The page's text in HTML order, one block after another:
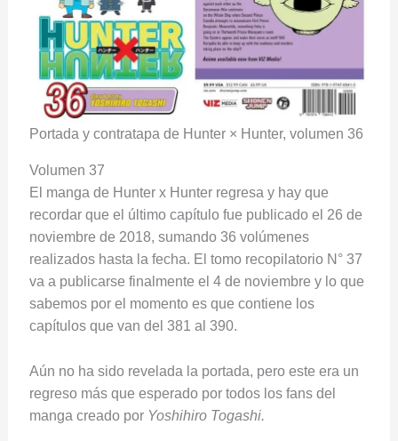
Portada y contratapa de Hunter × Hunter, volumen 36
Volumen 37
El manga de Hunter x Hunter regresa y hay que
recordar que el último capítulo fue publicado el 26 de
noviembre de 2018, sumando 36 volúmenes
realizados hasta la fecha. El tomo recopilatorio N° 37
va a publicarse finalmente el 4 de noviembre y lo que
sabemos por el momento es que contiene los
capítulos que van del 381 al 390.
Aún no ha sido revelada la portada, pero este era un
regreso más que esperado por todos los fans del
manga creado por Yoshihiro Togashi.